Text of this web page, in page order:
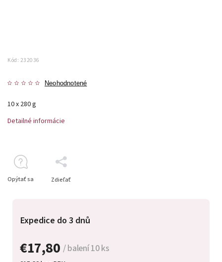
Kód: 232036
Neohodnotené
€17,80 / balení 10 ks
Expedice do 3 dnů
10 x 280 g
Detailné informácie
Opýtať sa Zdieľať